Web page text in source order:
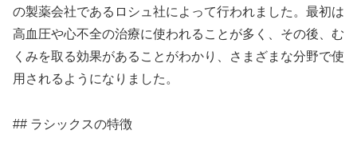
の製薬会社であるロシュ社によって行われました。最初は
高血圧や心不全の治療に使われることが多く、その後、む
くみを取る効果があることがわかり、さまざまな分野で使
用されるようになりました。
## ラシックスの特徴